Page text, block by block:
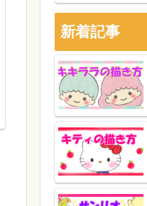
新着記事